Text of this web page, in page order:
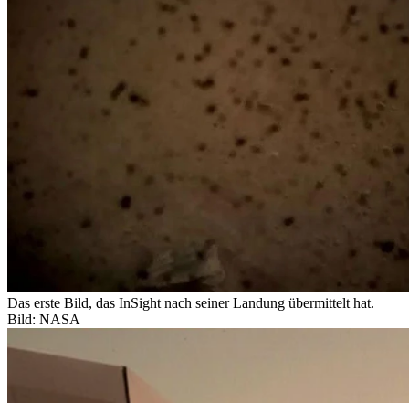
Das erste Bild, das InSight nach seiner Landung übermittelt hat.
Bild: NASA